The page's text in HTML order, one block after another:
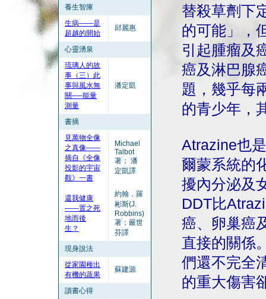
養生智庫
生病——是
超越的開始
邱麗惠
心靈湧泉
琉璃人的故
事（三）此
事與風水無
關──能量
測量
潘定凱
書摘
見萬物全像
之真像——
摘自《全像
投影的宇宙
觀》一書
Michael
Talbot
著； 潘
定凱譯
還我健康
——置之死
地而後
生？
約翰．羅
彬斯(J.
Robbins)
著；嚴世
芬譯
現身說法
從家園種出
有機的蔬果
蘇建源
讀書心得
替殺草劑下
的可能」，
引起腫瘤及
癌及淋巴腺
題，幾乎每
的青少年，
Atrazine也
爾蒙系統的
擾內分泌及
DDT比
癌、卵巢癌
直接的關係
們還不完全
的重大傷害